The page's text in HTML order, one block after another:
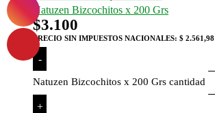
Natuzen Bizcochitos x 200 Grs
$3.100
PRECIO SIN IMPUESTOS NACIONALES: $ 2.561,98
-
Natuzen Bizcochitos x 200 Grs cantidad
+